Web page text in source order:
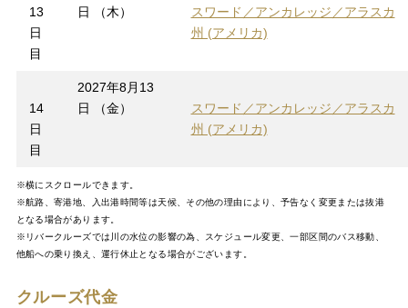
13
日
目
日 （木）
スワード／アンカレッジ／アラスカ
州 (アメリカ)
14
日
目
2027年8月13
日 （金）
スワード／アンカレッジ／アラスカ
州 (アメリカ)
※横にスクロールできます。
※航路、寄港地、入出港時間等は天候、その他の理由により、予告なく変更または抜港
となる場合があります。
※リバークルーズでは川の水位の影響の為、スケジュール変更、一部区間のバス移動、
他船への乗り換え、運行休止となる場合がございます。
クルーズ代金